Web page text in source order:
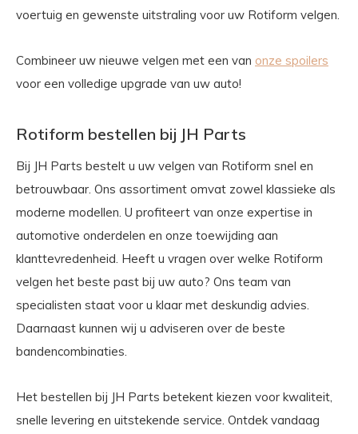
voertuig en gewenste uitstraling voor uw Rotiform velgen.
Combineer uw nieuwe velgen met een van onze spoilers
voor een volledige upgrade van uw auto!
Rotiform bestellen bij JH Parts
Bij JH Parts bestelt u uw velgen van Rotiform snel en
betrouwbaar. Ons assortiment omvat zowel klassieke als
moderne modellen. U profiteert van onze expertise in
automotive onderdelen en onze toewijding aan
klanttevredenheid. Heeft u vragen over welke Rotiform
velgen het beste past bij uw auto? Ons team van
specialisten staat voor u klaar met deskundig advies.
Daarnaast kunnen wij u adviseren over de beste
bandencombinaties.
Het bestellen bij JH Parts betekent kiezen voor kwaliteit,
snelle levering en uitstekende service. Ontdek vandaag